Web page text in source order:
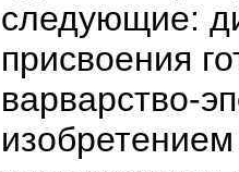
следующие:
присвоения
варварство-